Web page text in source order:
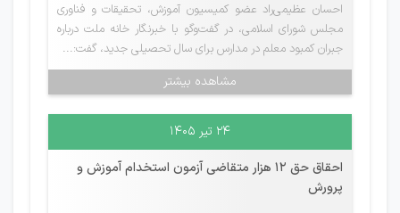
احسان عظیمی‌راد عضو کمیسیون آموزش، تحقیقات و فناوری
مجلس شورای اسلامی، در گفت‌وگو با خبرنگار خانه ملت درباره
جبران کمبود معلم در مدارس برای سال تحصیلی جدید، گفت:...
مشاهده بیشتر
۲۴ تیر ۱۴۰۵
احقاق حق ۱۲ هزار متقاضی آزمون استخدام آموزش و
پرورش